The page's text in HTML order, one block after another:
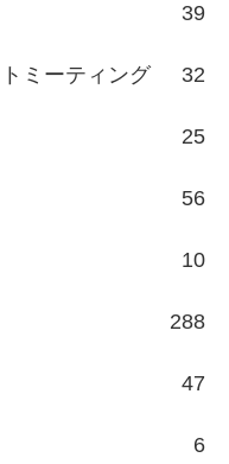
39
ミーティング 32
25
56
10
288
47
6